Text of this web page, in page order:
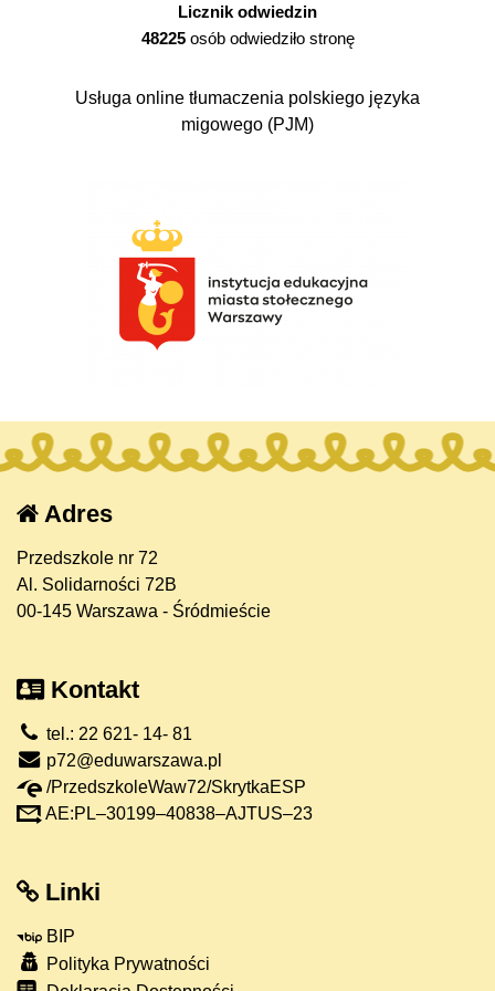
Licznik odwiedzin
48225osób odwiedziło stronę
Usługa online tłumaczenia polskiego języka
migowego (PJM)
Adres
Przedszkole nr 72
Al. Solidarności 72B
00-145 Warszawa - Śródmieście
Kontakt
tel.: 22 621- 14- 81
p72@eduwarszawa.pl
/PrzedszkoleWaw72/SkrytkaESP
AE:PL–30199–40838–AJTUS–23
Linki
BIP
Polityka Prywatności